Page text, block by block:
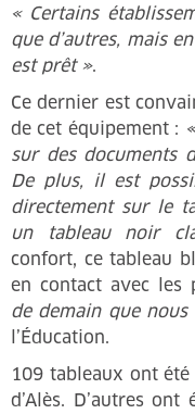
« Certains
que d’autres, mais
est prêt ».
Ce dernier est
de cet équipement :
sur des documents
De plus, il est
directement sur le
un tableau noir
confort, ce tableau
en contact avec les
de demain que
l’Éducation.
109 tableaux ont été
d’Alès. D’autres